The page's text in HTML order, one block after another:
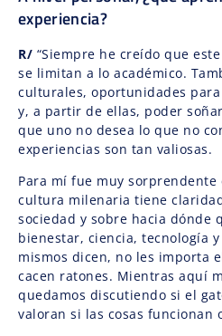
experiencia?
R/ “Siempre he creído que
se limitan a lo académico.
culturales, oportunidades
y, a partir de ellas, poder
que uno no desea lo que no
experiencias son tan valiosas.
Para mí fue muy sorprendente
cultura milenaria tiene
sociedad y sobre hacia dónde
bienestar, ciencia, tecnología
mismos dicen, no les importa
cacen ratones. Mientras aquí
quedamos discutiendo si el
valoran si las cosas funcionan